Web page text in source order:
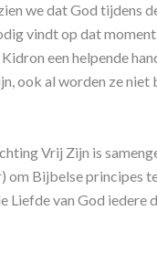
we dat God tijdens
vindt op dat
een helpende
ook al worden ze
Vrij Zijn is
Bijbelse principes
Liefde van God iedere